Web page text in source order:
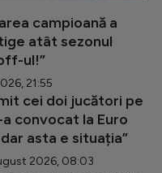
campioană a
atât sezonul
ul!”
21:55
cei doi jucători pe
convocat la Euro
asta e situația”
2026, 08:03